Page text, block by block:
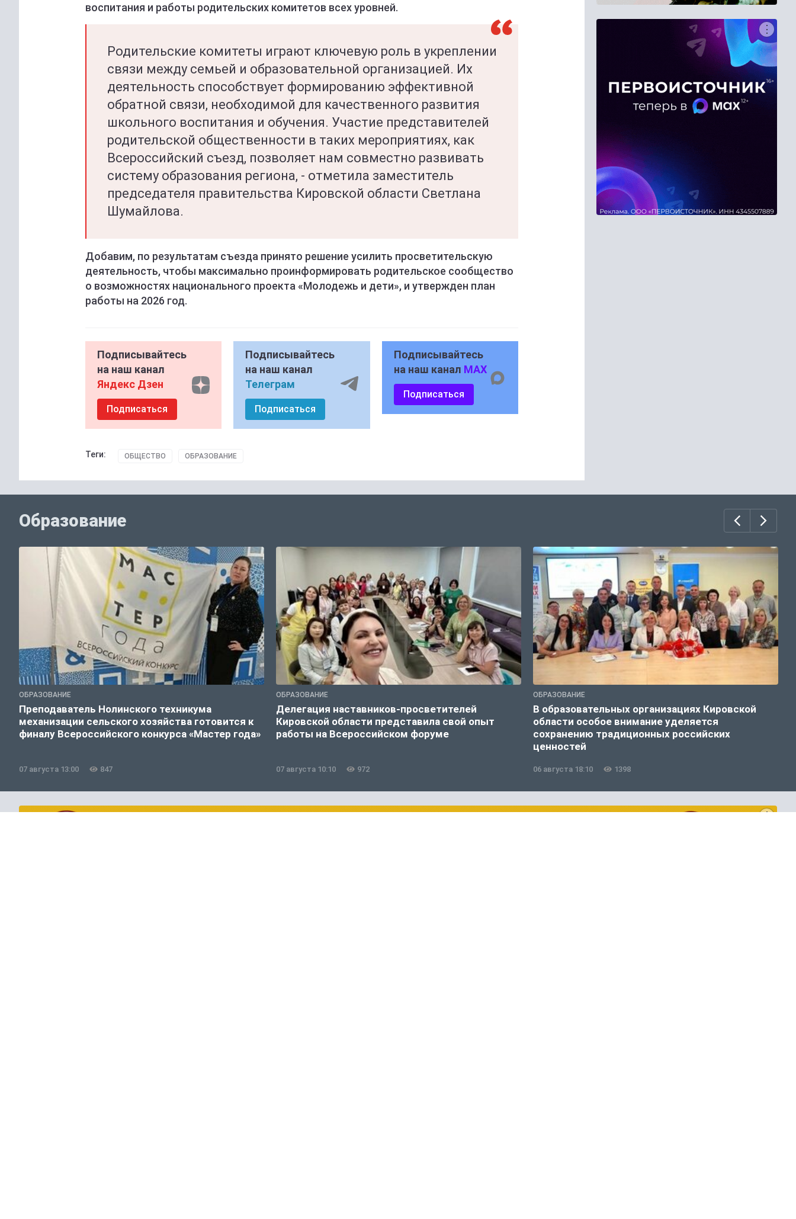
воспитания и работы родительских комитетов всех уровней.
Родительские комитеты играют ключевую роль в укреплении
связи между семьей и образовательной организацией. Их
деятельность способствует формированию эффективной
обратной связи, необходимой для качественного развития
школьного воспитания и обучения. Участие представителей
родительской общественности в таких мероприятиях, как
Всероссийский съезд, позволяет нам совместно развивать
систему образования региона, - отметила заместитель
председателя правительства Кировской области Светлана
Шумайлова.
Добавим, по результатам съезда принято решение усилить просветительскую
деятельность, чтобы максимально проинформировать родительское сообщество
о возможностях национального проекта «Молодежь и дети», и утвержден план
работы на 2026 год.
Подписывайтесь
на наш канал
Яндекс Дзен
Подписаться
Подписывайтесь
на наш канал
Телеграм
Подписаться
Подписывайтесь
на наш канал MAX
Подписаться
Теги: ОБЩЕСТВО ОБРАЗОВАНИЕ
Образование
ОБРАЗОВАНИЕ
Преподаватель Нолинского техникума
механизации сельского хозяйства готовится к
финалу Всероссийского конкурса «Мастер года»
07 августа 13:00 847
ОБРАЗОВАНИЕ
Делегация наставников-просветителей
Кировской области представила свой опыт
работы на Всероссийском форуме
07 августа 10:10 972
ОБРАЗОВАНИЕ
В образовательных организациях Кировской
области особое внимание уделяется
сохранению традиционных российских
ценностей
06 августа 18:10 1398